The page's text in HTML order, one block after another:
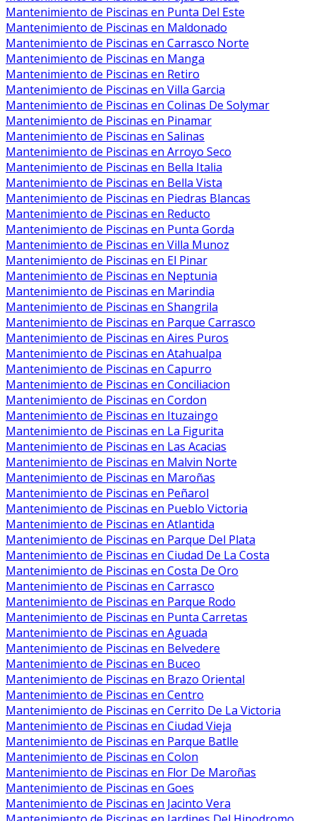
Mantenimiento de Piscinas en Punta Del Este
Mantenimiento de Piscinas en Maldonado
Mantenimiento de Piscinas en Carrasco Norte
Mantenimiento de Piscinas en Manga
Mantenimiento de Piscinas en Retiro
Mantenimiento de Piscinas en Villa Garcia
Mantenimiento de Piscinas en Colinas De Solymar
Mantenimiento de Piscinas en Pinamar
Mantenimiento de Piscinas en Salinas
Mantenimiento de Piscinas en Arroyo Seco
Mantenimiento de Piscinas en Bella Italia
Mantenimiento de Piscinas en Bella Vista
Mantenimiento de Piscinas en Piedras Blancas
Mantenimiento de Piscinas en Reducto
Mantenimiento de Piscinas en Punta Gorda
Mantenimiento de Piscinas en Villa Munoz
Mantenimiento de Piscinas en El Pinar
Mantenimiento de Piscinas en Neptunia
Mantenimiento de Piscinas en Marindia
Mantenimiento de Piscinas en Shangrila
Mantenimiento de Piscinas en Parque Carrasco
Mantenimiento de Piscinas en Aires Puros
Mantenimiento de Piscinas en Atahualpa
Mantenimiento de Piscinas en Capurro
Mantenimiento de Piscinas en Conciliacion
Mantenimiento de Piscinas en Cordon
Mantenimiento de Piscinas en Ituzaingo
Mantenimiento de Piscinas en La Figurita
Mantenimiento de Piscinas en Las Acacias
Mantenimiento de Piscinas en Malvin Norte
Mantenimiento de Piscinas en Maroñas
Mantenimiento de Piscinas en Peñarol
Mantenimiento de Piscinas en Pueblo Victoria
Mantenimiento de Piscinas en Atlantida
Mantenimiento de Piscinas en Parque Del Plata
Mantenimiento de Piscinas en Ciudad De La Costa
Mantenimiento de Piscinas en Costa De Oro
Mantenimiento de Piscinas en Carrasco
Mantenimiento de Piscinas en Parque Rodo
Mantenimiento de Piscinas en Punta Carretas
Mantenimiento de Piscinas en Aguada
Mantenimiento de Piscinas en Belvedere
Mantenimiento de Piscinas en Buceo
Mantenimiento de Piscinas en Brazo Oriental
Mantenimiento de Piscinas en Centro
Mantenimiento de Piscinas en Cerrito De La Victoria
Mantenimiento de Piscinas en Ciudad Vieja
Mantenimiento de Piscinas en Parque Batlle
Mantenimiento de Piscinas en Colon
Mantenimiento de Piscinas en Flor De Maroñas
Mantenimiento de Piscinas en Goes
Mantenimiento de Piscinas en Jacinto Vera